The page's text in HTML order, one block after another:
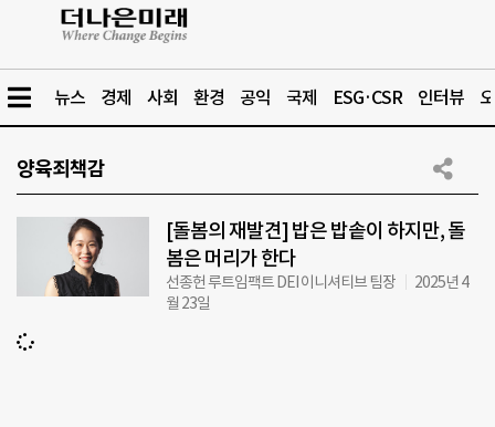
뉴스 경제 사회 환경 공익 국제 ESG·CSR 인터뷰
양육죄책감
[돌봄의 재발견] 밥은 밥솥이 하지만, 돌
봄은 머리가 한다
선종헌 루트임팩트 DEI 이니셔티브 팀장
2025년 4
월 23일